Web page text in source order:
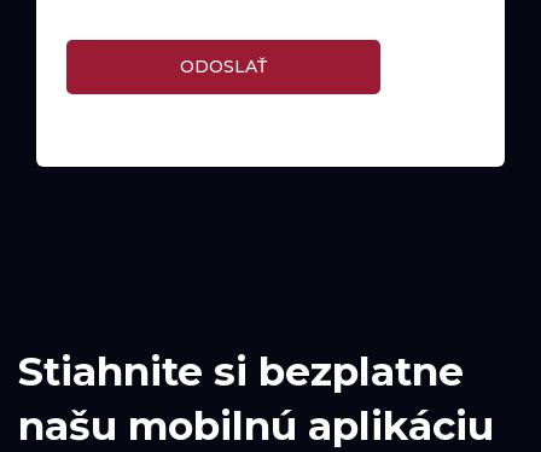
ODOSLAŤ
Stiahnite si bezplatne
našu mobilnú aplikáciu